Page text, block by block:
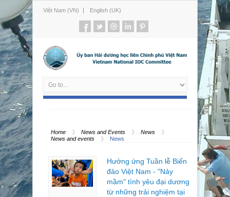
Việt Nam (VN) English (UK)
Home News and Events
News
News and events
News
Hưởng ứng Tuần lễ Biển
đảo Việt Nam - "Nảy
mầm" tình yêu đại dương
từ những trải nghiệm tại